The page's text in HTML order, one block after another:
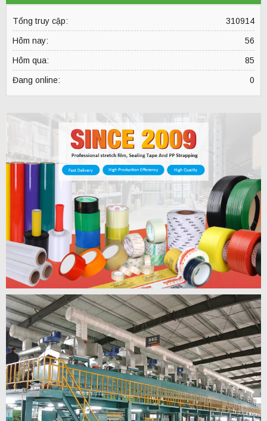
310914
Tổng truy cập:
56
Hôm nay:
85
Hôm qua:
0
Đang online: